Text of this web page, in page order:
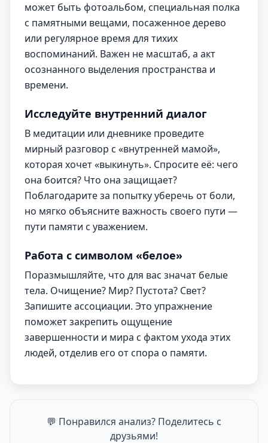
может быть фотоальбом, специальная полка
с памятными вещами, посаженное дерево
или регулярное время для тихих
воспоминаний. Важен не масштаб, а акт
осознанного выделения пространства и
времени.
Исследуйте внутренний диалог
В медитации или дневнике проведите
мирный разговор с «внутренней мамой»,
которая хочет «выкинуть». Спросите её: чего
она боится? Что она защищает?
Поблагодарите за попытку уберечь от боли,
но мягко объясните важность своего пути —
пути памяти с уважением.
Работа с символом «белое»
Поразмышляйте, что для вас значат белые
тела. Очищение? Мир? Пустота? Свет?
Запишите ассоциации. Это упражнение
поможет закрепить ощущение
завершенности и мира с фактом ухода этих
людей, отделив его от спора о памяти.
💬 Понравился анализ? Поделитесь с
друзьями!